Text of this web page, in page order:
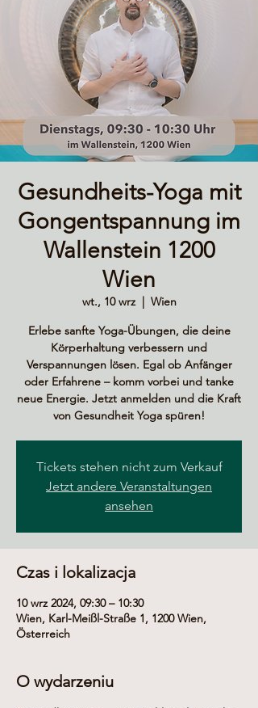
Gesundheits-Yoga mit
Gongentspannung im
Wallenstein 1200
Wien
wt., 10 wrz
  |
Wien
Erlebe sanfte Yoga-Übungen, die deine
Körperhaltung verbessern und
Verspannungen lösen. Egal ob Anfänger
oder Erfahrene – komm vorbei und tanke
neue Energie. Jetzt anmelden und die Kraft
von Gesundheit Yoga spüren!
Tickets stehen nicht zum Verkauf
Jetzt andere Veranstaltungen
ansehen
Czas i lokalizacja
10 wrz 2024, 09:30 – 10:30
Wien, Karl-Meißl-Straße 1, 1200 Wien,
Österreich
O wydarzeniu